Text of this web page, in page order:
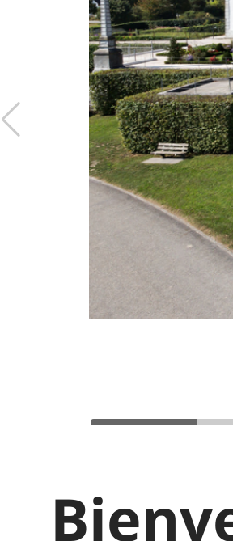
Jardin baroque
Parterre de l'orangerie
Jardin potager
Collection